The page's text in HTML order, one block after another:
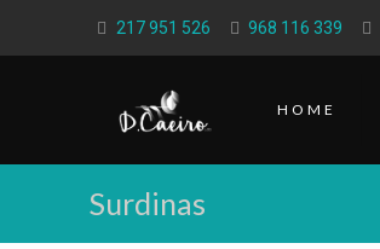
217 951 526 968 116 339
HOME
Surdinas